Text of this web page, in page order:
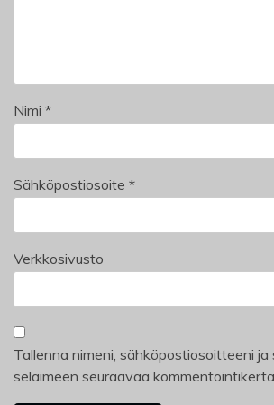
Nimi *
Sähköpostiosoite *
Verkkosivusto
Tallenna nimeni, sähköpostiosoitteeni
selaimeen seuraavaa